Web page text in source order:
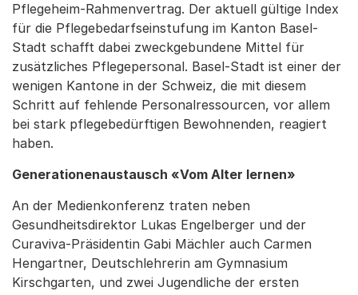
Pflegeheim-Rahmenvertrag. Der aktuell gültige Index
für die Pflegebedarfseinstufung im Kanton Basel-
Stadt schafft dabei zweckgebundene Mittel für
zusätzliches Pflegepersonal. Basel-Stadt ist einer der
wenigen Kantone in der Schweiz, die mit diesem
Schritt auf fehlende Personalressourcen, vor allem
bei stark pflegebedürftigen Bewohnenden, reagiert
haben.
Generationenaustausch «Vom Alter lernen»
An der Medienkonferenz traten neben
Gesundheitsdirektor Lukas Engelberger und der
Curaviva-Präsidentin Gabi Mächler auch Carmen
Hengartner, Deutschlehrerin am Gymnasium
Kirschgarten, und zwei Jugendliche der ersten